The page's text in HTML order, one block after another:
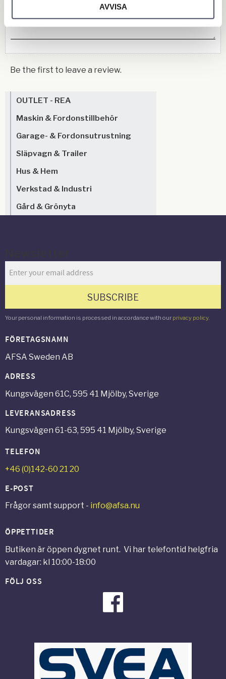
AVVISA
Be the first to leave a review.
OUTLET - REA
Maskin & Fordonstillbehör
Garage- & Fordonsutrustning
Släpvagn & Trailer
Hus & Hem
Verkstad & Industri
Gård & Grönyta
SUBSCRIBE
Your personal information is processed in accordance with our privacy policy.
FÖRETAGSNAMN
AFSA Sweden AB
ADRESS
Kungsvägen 61C, 595 41 Mjölby, Sverige
LEVERANSADRESS
Kungsvägen 61-63, 595 41 Mjölby, Sverige
TELEFON
+46 (0)142-60 21 20
E-POST
Frågor samt support - info@afsa.nu
ÖPPETTIDER
Butiken är öppen dygnet runt. Vi har telefontid helgfria
vardagar: kl 10:00-18:00
FÖLJ OSS